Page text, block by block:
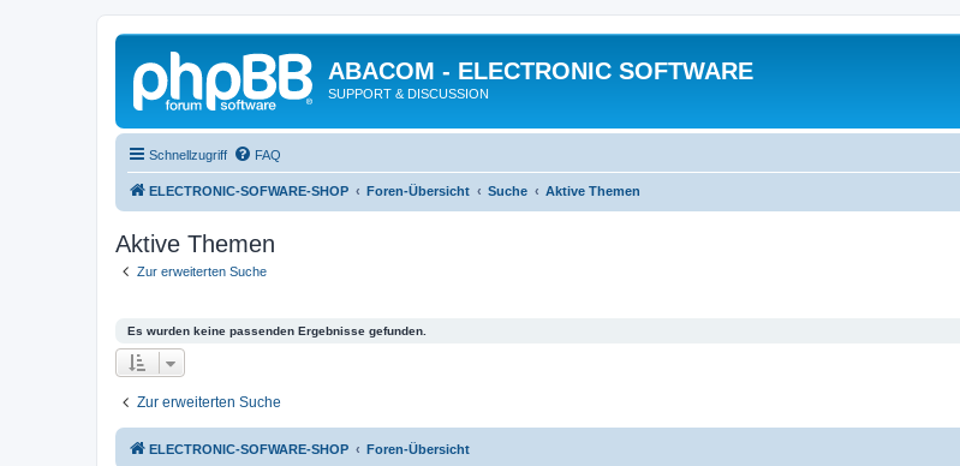
ABACOM - ELECTRONIC SOFTWARE
SUPPORT & DISCUSSION
Schnellzugriff FAQ
ELECTRONIC-SOFWARE-SHOP Foren-Übersicht Suche Aktive Themen
Aktive Themen
Zur erweiterten Suche
Es wurden keine passenden Ergebnisse gefunden.
Zur erweiterten Suche
ELECTRONIC-SOFWARE-SHOP Foren-Übersicht